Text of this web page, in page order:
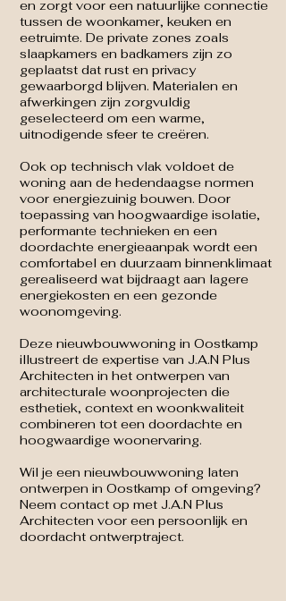
en zorgt voor een natuurlijke connectie
tussen de woonkamer, keuken en
eetruimte. De private zones zoals
slaapkamers en badkamers zijn zo
geplaatst dat rust en privacy
gewaarborgd blijven. Materialen en
afwerkingen zijn zorgvuldig
geselecteerd om een warme,
uitnodigende sfeer te creëren.
Ook op technisch vlak voldoet de
woning aan de hedendaagse normen
voor energiezuinig bouwen. Door
toepassing van hoogwaardige isolatie,
performante technieken en een
doordachte energieaanpak wordt een
comfortabel en duurzaam binnenklimaat
gerealiseerd wat bijdraagt aan lagere
energiekosten en een gezonde
woonomgeving.
Deze nieuwbouwwoning in Oostkamp
illustreert de expertise van J.A.N Plus
Architecten in het ontwerpen van
architecturale woonprojecten die
esthetiek, context en woonkwaliteit
combineren tot een doordachte en
hoogwaardige woonervaring.
Wil je een nieuwbouwwoning laten
ontwerpen in Oostkamp of omgeving?
Neem contact op met J.A.N Plus
Architecten voor een persoonlijk en
doordacht ontwerptraject.